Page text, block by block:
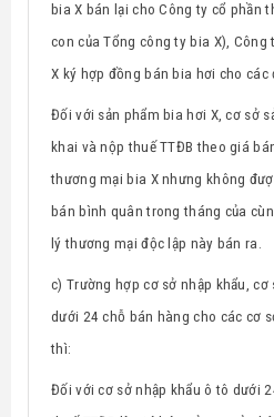
bia X bán lại cho Công ty cổ phần
con của Tổng công ty bia X),
X ký hợp đồng bán bia hơi cho
Đối với sản phẩm bia hơi X,cơ sở
khai và nộp thuế TTĐB theo giá
thương mại bia X nhưng không
bán bình quân trong tháng của
lý thương mại độc lập này bán ra.
c) Trường hợp cơ sở nhập khẩu, cơ
dưới 24 chỗ bán hàng cho các cơ
thì:
Đối với cơ sở nhập khẩuô tô dưới